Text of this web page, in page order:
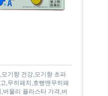
기향 건강,모기향 초파
,무히패치,호빵맨무히패
버물리 플라스타 가격,버